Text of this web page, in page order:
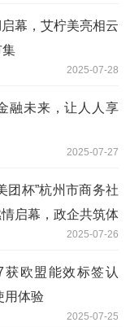
幕，艾柠美亮相云
集
2025-07-28
融未来，让人人享
2025-07-27
团杯”杭州市商务社
启幕，政企共筑体
2025-07-26
获欧盟能效标签认
用体验
2025-07-25